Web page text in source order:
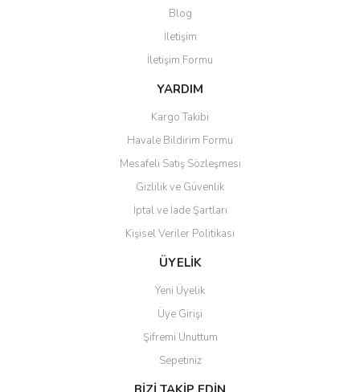
Blog
İletişim
İletişim Formu
YARDIM
Kargo Takibi
Havale Bildirim Formu
Mesafeli Satış Sözleşmesi
Gizlilik ve Güvenlik
İptal ve İade Şartları
Kişisel Veriler Politikası
ÜYELİK
Yeni Üyelik
Üye Girişi
Şifremi Unuttum
Sepetiniz